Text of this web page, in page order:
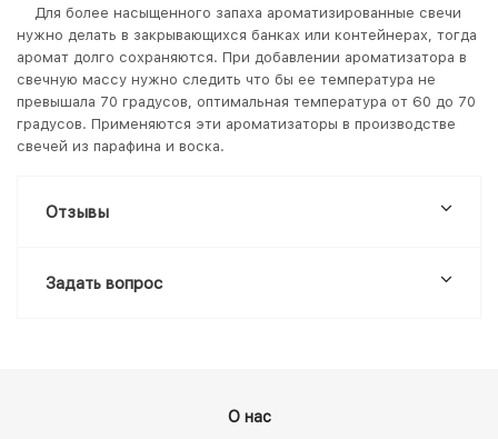
Для более насыщенного запаха ароматизированные свечи
нужно делать в закрывающихся банках или контейнерах, тогда
аромат долго сохраняются. При добавлении ароматизатора в
свечную массу нужно следить что бы ее температура не
превышала 70 градусов, оптимальная температура от 60 до 70
градусов. Применяются эти ароматизаторы в производстве
свечей из парафина и воска.
Отзывы
Задать вопрос
О нас